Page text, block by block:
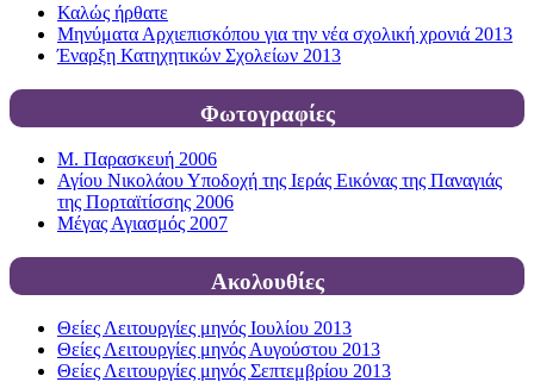
Καλώς ήρθατε
Μηνύματα Αρχιεπισκόπου για την νέα σχολική χρονιά 2013
Έναρξη Κατηχητικών Σχολείων 2013
Φωτογραφίες
Μ. Παρασκευή 2006
Αγίου Νικολάου Υποδοχή της Ιεράς Εικόνας της Παναγιάς
της Πορταϊτίσσης 2006
Μέγας Αγιασμός 2007
Ακολουθίες
Θείες Λειτουργίες μηνός Ιουλίου 2013
Θείες Λειτουργίες μηνός Αυγούστου 2013
Θείες Λειτουργίες μηνός Σεπτεμβρίου 2013